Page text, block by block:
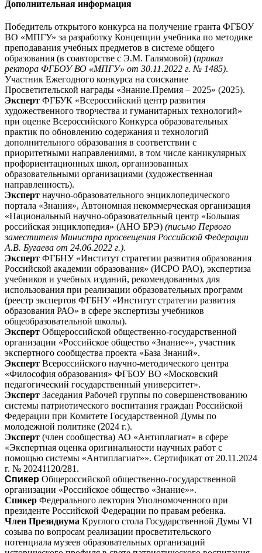
Дополнительная информация
Победитель открытого конкурса на получение гранта ФГБОУ
ВО «МПГУ» за разработку Концепции учебника по методике
преподавания учебных предметов в системе общего
образования (в соавторстве с Э.М. Галямовой) (приказ
ректора ФГБОУ ВО «МПГУ» от 30.11.2022 г. № 1485).
Участник Ежегодного конкурса на соискание
Просветительской награды «Знание.Премия – 2025» (2025).
Эксперт ФГБУК «Всероссийский центр развития
художественного творчества и гуманитарных технологий»
при оценке Всероссийского Конкурса образовательных
практик по обновлению содержания и технологий
дополнительного образования в соответствии с
приоритетными направлениями, в том числе каникулярных
профориентационных школ, организованных
образовательными организациями (художественная
направленность).
Эксперт научно-образовательного энциклопедического
портала «Знания», Автономная некоммерческая организация
«Национальный научно-образовательный центр «Большая
российская энциклопедия» (АНО БРЭ) (письмо Первого
заместителя Министра просвещения Российской Федерации
А.В. Бугаева от 24.06.2022 г.).
Эксперт ФГБНУ «Институт стратегии развития образования
Российской академии образования» (ИСРО РАО), экспертиза
учебников и учебных изданий, рекомендованных для
использования при реализации образовательных программ
(реестр экспертов ФГБНУ «Институт стратегии развития
образования РАО» в сфере экспертизы учебников
общеобразовательной школы).
Эксперт Общероссийской общественно-государственной
организации «Российское общество «Знание»», участник
экспертного сообщества проекта «База Знаний».
Эксперт Всероссийского научно-методического центра
«Философия образования» ФГБОУ ВО «Московский
педагогический государственный университет».
Эксперт Заседания Рабочей группы по совершенствованию
системы патриотического воспитания граждан Российской
Федерации при Комитете Государственной Думы по
молодежной политике (2024 г.).
Эксперт (член сообщества) АО «Антиплагиат» в сфере
«Экспертная оценка оригинальности научных работ с
помощью системы «Антиплагиат»». Сертификат от 20.11.2024
г. № 20241120/281.
Спикер Общероссийской общественно-государственной
организации «Российское общество «Знание»».
Спикер Федерального лектория Уполномоченного при
президенте Российской Федерации по правам ребенка.
Член Президиума Круглого стола Государственной Думы VI
созыва по вопросам реализации просветительского
потенциала музеев образовательных организаций